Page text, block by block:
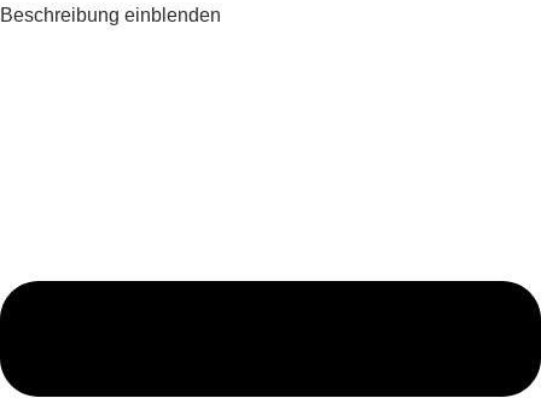
Beschreibung einblenden